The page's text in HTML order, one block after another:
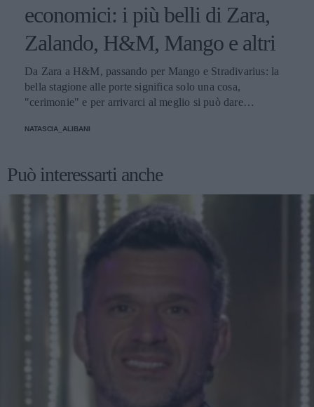
economici: i più belli di Zara,
Zalando, H&M, Mango e altri
Da Zara a H&M, passando per Mango e Stradivarius: la
bella stagione alle porte significa solo una cosa,
"cerimonie" e per arrivarci al meglio si può dare
NATASCIA_ALIBANI
Può interessarti anche